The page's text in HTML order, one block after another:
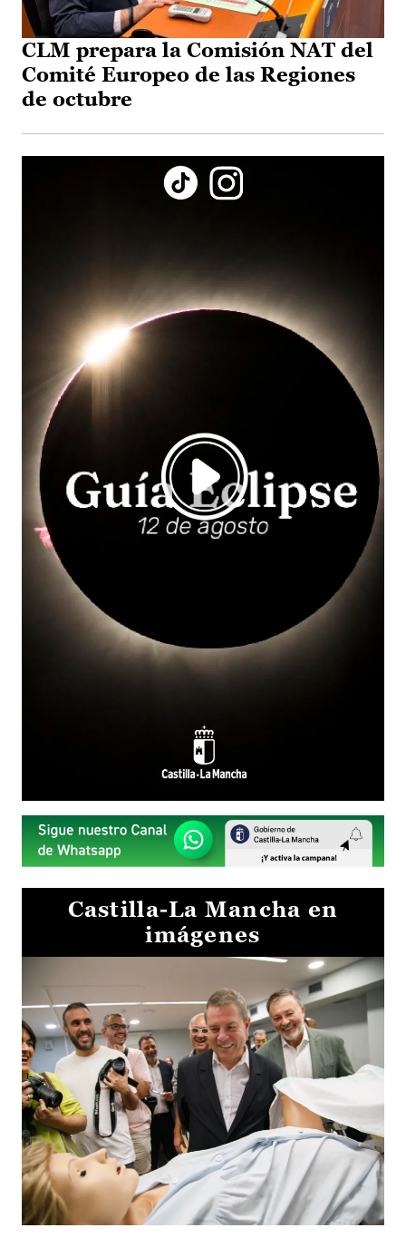
CLM prepara la Comisión NAT del
Comité Europeo de las Regiones
de octubre
Castilla-La Mancha en
imágenes